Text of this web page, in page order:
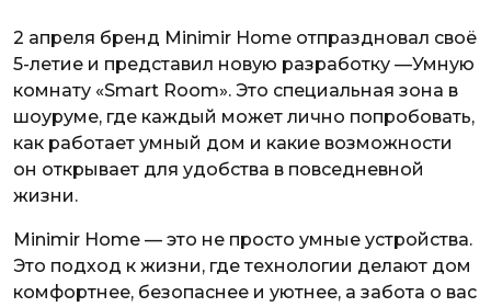
2 апреля бренд Minimir Home отпраздновал своё
5-летие и представил новую разработку —Умную
комнату «Smart Room». Это специальная зона в
шоуруме, где каждый может лично попробовать,
как работает умный дом и какие возможности
он открывает для удобства в повседневной
жизни.
Minimir Home — это не просто умные устройства.
Это подход к жизни, где технологии делают дом
комфортнее, безопаснее и уютнее, а забота о вас